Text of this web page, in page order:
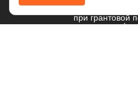
при грантовой
развития